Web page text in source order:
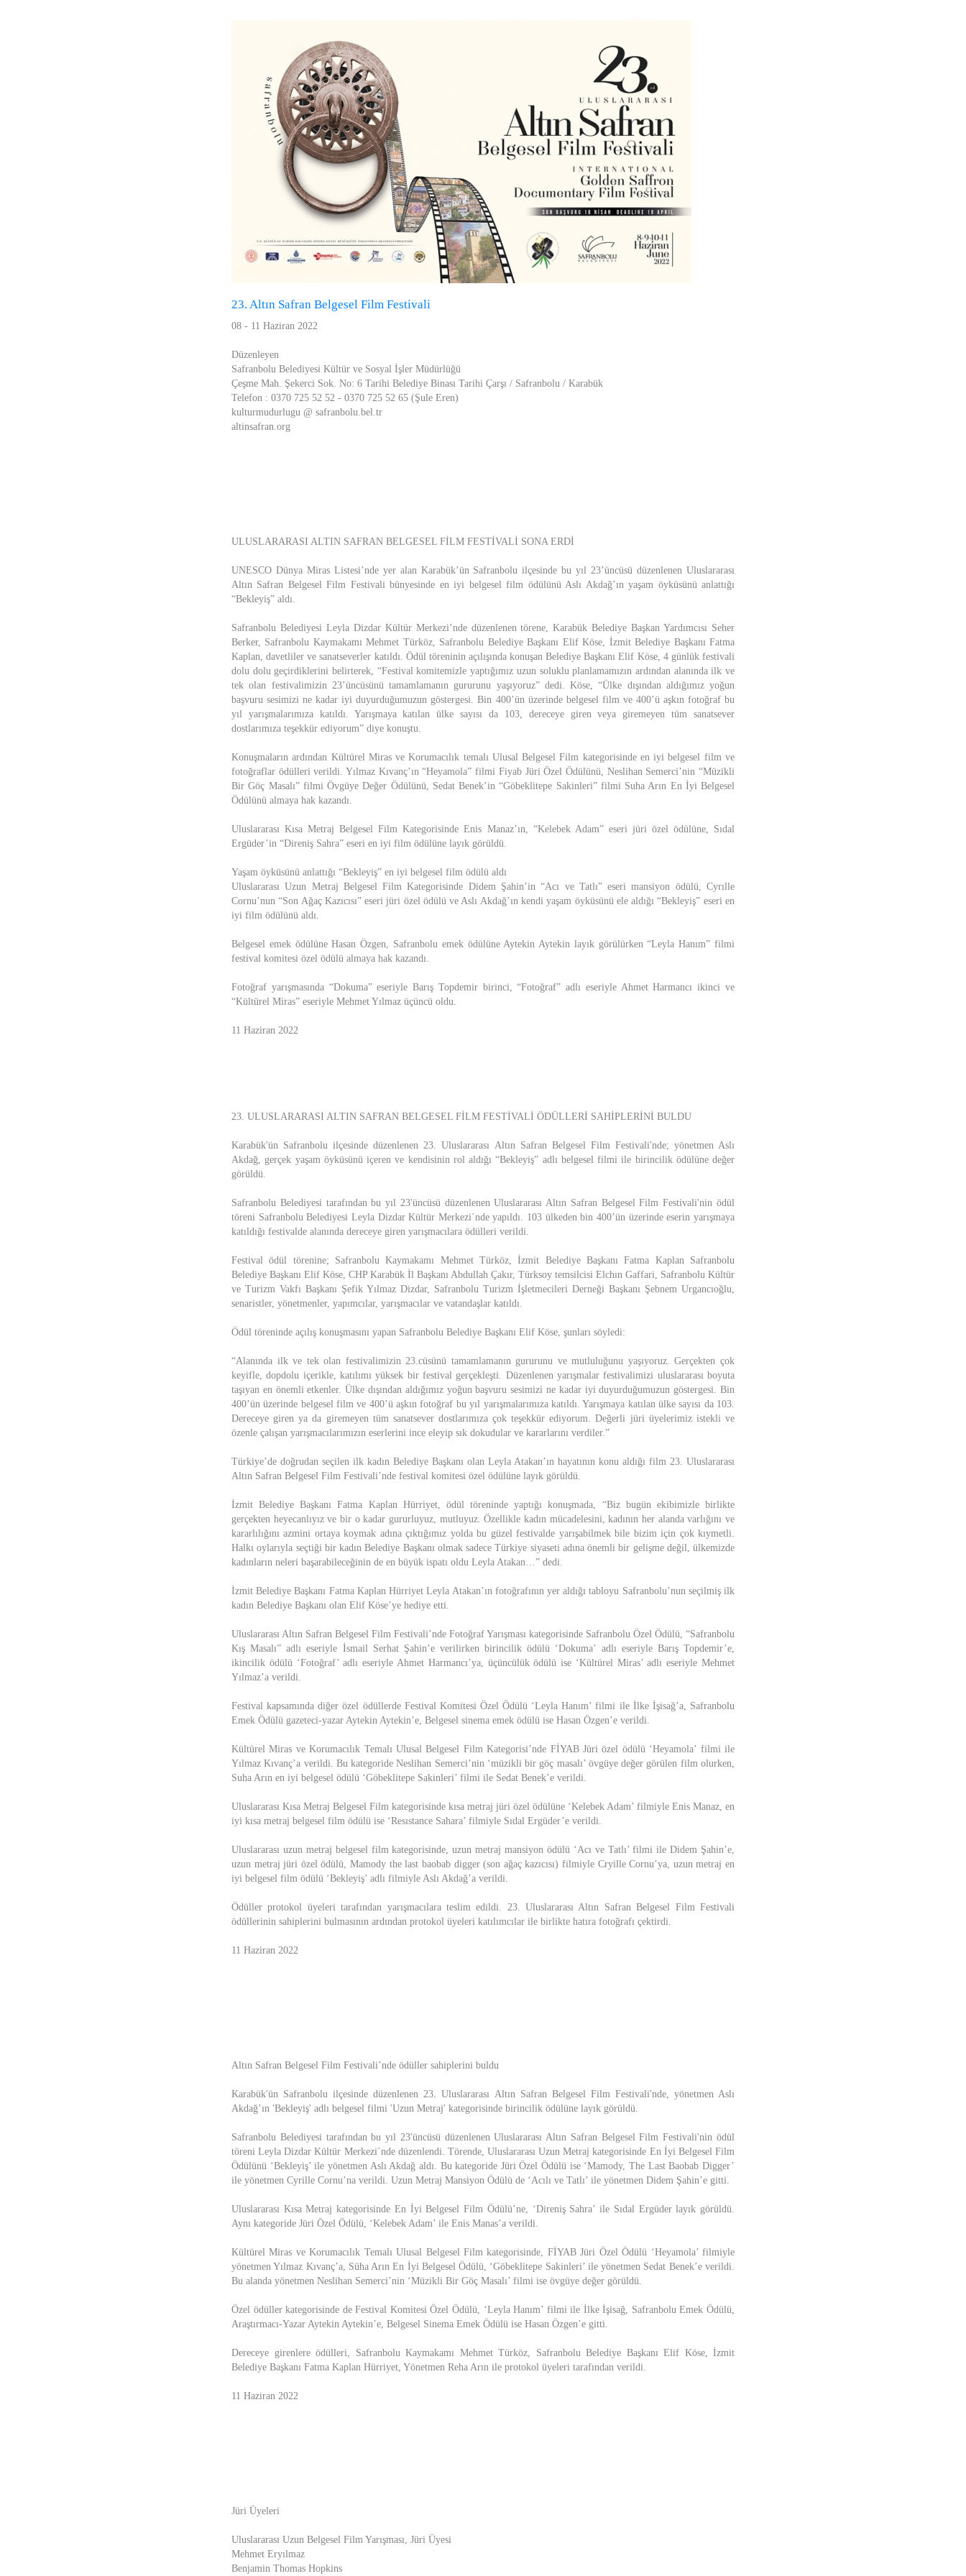
23. Altın Safran Belgesel Film Festivali
08 - 11 Haziran 2022
Düzenleyen
Safranbolu Belediyesi Kültür ve Sosyal İşler Müdürlüğü
Çeşme Mah. Şekerci Sok. No: 6 Tarihi Belediye Binası Tarihi Çarşı / Safranbolu / Karabük
Telefon : 0370 725 52 52 - 0370 725 52 65 (Şule Eren)
kulturmudurlugu @ safranbolu.bel.tr
altinsafran.org
ULUSLARARASI ALTIN SAFRAN BELGESEL FİLM FESTİVALİ SONA ERDİ
UNESCO Dünya Miras Listesi’nde yer alan Karabük’ün Safranbolu ilçesinde bu yıl 23’üncüsü düzenlenen Uluslararası
Altın Safran Belgesel Film Festivali bünyesinde en iyi belgesel film ödülünü Aslı Akdağ’ın yaşam öyküsünü anlattığı
“Bekleyiş” aldı.
Safranbolu Belediyesi Leyla Dizdar Kültür Merkezi’nde düzenlenen törene, Karabük Belediye Başkan Yardımcısı Seher
Berker, Safranbolu Kaymakamı Mehmet Türköz, Safranbolu Belediye Başkanı Elif Köse, İzmit Belediye Başkanı Fatma
Kaplan, davetliler ve sanatseverler katıldı. Ödül töreninin açılışında konuşan Belediye Başkanı Elif Köse, 4 günlük festivali
dolu dolu geçirdiklerini belirterek, “Festival komitemizle yaptığımız uzun soluklu planlamamızın ardından alanında ilk ve
tek olan festivalimizin 23’üncüsünü tamamlamanın gururunu yaşıyoruz” dedi. Köse, “Ülke dışından aldığımız yoğun
başvuru sesimizi ne kadar iyi duyurduğumuzun göstergesi. Bin 400’ün üzerinde belgesel film ve 400’ü aşkın fotoğraf bu
yıl yarışmalarımıza katıldı. Yarışmaya katılan ülke sayısı da 103, dereceye giren veya giremeyen tüm sanatsever
dostlarımıza teşekkür ediyorum” diye konuştu.
Konuşmaların ardından Kültürel Miras ve Korumacılık temalı Ulusal Belgesel Film kategorisinde en iyi belgesel film ve
fotoğraflar ödülleri verildi. Yılmaz Kıvanç’ın “Heyamola” filmi Fiyab Jüri Özel Ödülünü, Neslihan Semerci’nin “Müzikli
Bir Göç Masalı” filmi Övgüye Değer Ödülünü, Sedat Benek’in “Göbeklitepe Sakinleri” filmi Suha Arın En İyi Belgesel
Ödülünü almaya hak kazandı.
Uluslararası Kısa Metraj Belgesel Film Kategorisinde Enis Manaz’ın, “Kelebek Adam” eseri jüri özel ödülüne, Sıdal
Ergüder’in “Direniş Sahra” eseri en iyi film ödülüne layık görüldü.
Yaşam öyküsünü anlattığı “Bekleyiş” en iyi belgesel film ödülü aldı
Uluslararası Uzun Metraj Belgesel Film Kategorisinde Didem Şahin’in “Acı ve Tatlı” eseri mansiyon ödülü, Cyrılle
Cornu’nun “Son Ağaç Kazıcısı” eseri jüri özel ödülü ve Aslı Akdağ’ın kendi yaşam öyküsünü ele aldığı “Bekleyiş” eseri en
iyi film ödülünü aldı.
Belgesel emek ödülüne Hasan Özgen, Safranbolu emek ödülüne Aytekin Aytekin layık görülürken “Leyla Hanım” filmi
festival komitesi özel ödülü almaya hak kazandı.
Fotoğraf yarışmasında “Dokuma” eseriyle Barış Topdemir birinci, “Fotoğraf” adlı eseriyle Ahmet Harmancı ikinci ve
“Kültürel Miras” eseriyle Mehmet Yılmaz üçüncü oldu.
11 Haziran 2022
23. ULUSLARARASI ALTIN SAFRAN BELGESEL FİLM FESTİVALİ ÖDÜLLERİ SAHİPLERİNİ BULDU
Karabük'ün Safranbolu ilçesinde düzenlenen 23. Uluslararası Altın Safran Belgesel Film Festivali'nde; yönetmen Aslı
Akdağ, gerçek yaşam öyküsünü içeren ve kendisinin rol aldığı “Bekleyiş” adlı belgesel filmi ile birincilik ödülüne değer
görüldü.
Safranbolu Belediyesi tarafından bu yıl 23'üncüsü düzenlenen Uluslararası Altın Safran Belgesel Film Festivali'nin ödül
töreni Safranbolu Belediyesi Leyla Dizdar Kültür Merkezi´nde yapıldı. 103 ülkeden bin 400’ün üzerinde eserin yarışmaya
katıldığı festivalde alanında dereceye giren yarışmacılara ödülleri verildi.
Festival ödül törenine; Safranbolu Kaymakamı Mehmet Türköz, İzmit Belediye Başkanı Fatma Kaplan Safranbolu
Belediye Başkanı Elif Köse, CHP Karabük İl Başkanı Abdullah Çakır, Türksoy temsilcisi Elchın Gaffari, Safranbolu Kültür
ve Turizm Vakfı Başkanı Şefik Yılmaz Dizdar, Safranbolu Turizm İşletmecileri Derneği Başkanı Şebnem Urgancıoğlu,
senaristler, yönetmenler, yapımcılar, yarışmacılar ve vatandaşlar katıldı.
Ödül töreninde açılış konuşmasını yapan Safranbolu Belediye Başkanı Elif Köse, şunları söyledi:
“Alanında ilk ve tek olan festivalimizin 23.cüsünü tamamlamanın gururunu ve mutluluğunu yaşıyoruz. Gerçekten çok
keyifle, dopdolu içerikle, katılımı yüksek bir festival gerçekleşti. Düzenlenen yarışmalar festivalimizi uluslararası boyuta
taşıyan en önemli etkenler. Ülke dışından aldığımız yoğun başvuru sesimizi ne kadar iyi duyurduğumuzun göstergesi. Bin
400’ün üzerinde belgesel film ve 400’ü aşkın fotoğraf bu yıl yarışmalarımıza katıldı. Yarışmaya katılan ülke sayısı da 103.
Dereceye giren ya da giremeyen tüm sanatsever dostlarımıza çok teşekkür ediyorum. Değerli jüri üyelerimiz istekli ve
özenle çalışan yarışmacılarımızın eserlerini ince eleyip sık dokudular ve kararlarını verdiler.”
Türkiye’de doğrudan seçilen ilk kadın Belediye Başkanı olan Leyla Atakan’ın hayatının konu aldığı film 23. Uluslararası
Altın Safran Belgesel Film Festivali’nde festival komitesi özel ödülüne layık görüldü.
İzmit Belediye Başkanı Fatma Kaplan Hürriyet, ödül töreninde yaptığı konuşmada, “Biz bugün ekibimizle birlikte
gerçekten heyecanlıyız ve bir o kadar gururluyuz, mutluyuz. Özellikle kadın mücadelesini, kadının her alanda varlığını ve
kararlılığını azmini ortaya koymak adına çıktığımız yolda bu güzel festivalde yarışabilmek bile bizim için çok kıymetli.
Halkı oylarıyla seçtiği bir kadın Belediye Başkanı olmak sadece Türkiye siyaseti adına önemli bir gelişme değil, ülkemizde
kadınların neleri başarabileceğinin de en büyük ispatı oldu Leyla Atakan…” dedi.
İzmit Belediye Başkanı Fatma Kaplan Hürriyet Leyla Atakan’ın fotoğrafının yer aldığı tabloyu Safranbolu’nun seçilmiş ilk
kadın Belediye Başkanı olan Elif Köse’ye hediye etti.
Uluslararası Altın Safran Belgesel Film Festivali’nde Fotoğraf Yarışması kategorisinde Safranbolu Özel Ödülü, “Safranbolu
Kış Masalı” adlı eseriyle İsmail Serhat Şahin’e verilirken birincilik ödülü ‘Dokuma’ adlı eseriyle Barış Topdemir’e,
ikincilik ödülü ‘Fotoğraf’ adlı eseriyle Ahmet Harmancı’ya, üçüncülük ödülü ise ‘Kültürel Miras’ adlı eseriyle Mehmet
Yılmaz’a verildi.
Festival kapsamında diğer özel ödüllerde Festival Komitesi Özel Ödülü ‘Leyla Hanım’ filmi ile İlke İşisağ’a, Safranbolu
Emek Ödülü gazeteci-yazar Aytekin Aytekin’e, Belgesel sinema emek ödülü ise Hasan Özgen’e verildi.
Kültürel Miras ve Korumacılık Temalı Ulusal Belgesel Film Kategorisi’nde FİYAB Jüri özel ödülü ‘Heyamola’ filmi ile
Yılmaz Kıvanç’a verildi. Bu kategoride Neslihan Semerci’nin ‘müzikli bir göç masalı’ övgüye değer görülen film olurken,
Suha Arın en iyi belgesel ödülü ‘Göbeklitepe Sakinleri’ filmi ile Sedat Benek’e verildi.
Uluslararası Kısa Metraj Belgesel Film kategorisinde kısa metraj jüri özel ödülüne ‘Kelebek Adam’ filmiyle Enis Manaz, en
iyi kısa metraj belgesel film ödülü ise ‘Resıstance Sahara’ filmiyle Sıdal Ergüder’e verildi.
Uluslararası uzun metraj belgesel film kategorisinde, uzun metraj mansiyon ödülü ‘Acı ve Tatlı’ filmi ile Didem Şahin’e,
uzun metraj jüri özel ödülü, Mamody the last baobab digger (son ağaç kazıcısı) filmiyle Cryille Cornu’ya, uzun metraj en
iyi belgesel film ödülü ‘Bekleyiş’ adlı filmiyle Aslı Akdağ’a verildi.
Ödüller protokol üyeleri tarafından yarışmacılara teslim edildi. 23. Uluslararası Altın Safran Belgesel Film Festivali
ödüllerinin sahiplerini bulmasının ardından protokol üyeleri katılımcılar ile birlikte hatıra fotoğrafı çektirdi.
11 Haziran 2022
Altın Safran Belgesel Film Festivali’nde ödüller sahiplerini buldu
Karabük'ün Safranbolu ilçesinde düzenlenen 23. Uluslararası Altın Safran Belgesel Film Festivali'nde, yönetmen Aslı
Akdağ’ın 'Bekleyiş' adlı belgesel filmi 'Uzun Metraj' kategorisinde birincilik ödülüne layık görüldü.
Safranbolu Belediyesi tarafından bu yıl 23'üncüsü düzenlenen Uluslararası Altın Safran Belgesel Film Festivali'nin ödül
töreni Leyla Dizdar Kültür Merkezi´nde düzenlendi. Törende, Uluslararası Uzun Metraj kategorisinde En İyi Belgesel Film
Ödülünü ‘Bekleyiş’ ile yönetmen Aslı Akdağ aldı. Bu kategoride Jüri Özel Ödülü ise ‘Mamody, The Last Baobab Digger’
ile yönetmen Cyrille Cornu’na verildi. Uzun Metraj Mansiyon Ödülü de ‘Acılı ve Tatlı’ ile yönetmen Didem Şahin’e gitti.
Uluslararası Kısa Metraj kategorisinde En İyi Belgesel Film Ödülü’ne, ‘Direniş Sahra’ ile Sıdal Ergüder layık görüldü.
Aynı kategoride Jüri Özel Ödülü, ‘Kelebek Adam’ ile Enis Manas’a verildi.
Kültürel Miras ve Korumacılık Temalı Ulusal Belgesel Film kategorisinde, FİYAB Jüri Özel Ödülü ‘Heyamola’ filmiyle
yönetmen Yılmaz Kıvanç’a, Süha Arın En İyi Belgesel Ödülü, ‘Göbeklitepe Sakinleri’ ile yönetmen Sedat Benek’e verildi.
Bu alanda yönetmen Neslihan Semerci’nin ‘Müzikli Bir Göç Masalı’ filmi ise övgüye değer görüldü.
Özel ödüller kategorisinde de Festival Komitesi Özel Ödülü, ‘Leyla Hanım’ filmi ile İlke İşisağ, Safranbolu Emek Ödülü,
Araştırmacı-Yazar Aytekin Aytekin’e, Belgesel Sinema Emek Ödülü ise Hasan Özgen’e gitti.
Dereceye girenlere ödülleri, Safranbolu Kaymakamı Mehmet Türköz, Safranbolu Belediye Başkanı Elif Köse, İzmit
Belediye Başkanı Fatma Kaplan Hürriyet, Yönetmen Reha Arın ile protokol üyeleri tarafından verildi.
11 Haziran 2022
Jüri Üyeleri
Uluslararası Uzun Belgesel Film Yarışması, Jüri Üyesi
Mehmet Eryılmaz
Benjamin Thomas Hopkins